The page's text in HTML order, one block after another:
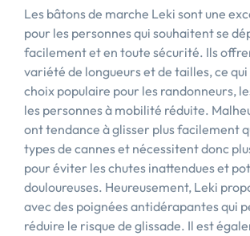
Les bâtons de marche Leki sont une
pour les personnes qui souhaitent se
facilement et en toute sécurité. Ils
variété de longueurs et de tailles, ce
choix populaire pour les randonneurs,
les personnes à mobilité réduite.
ont tendance à glisser plus facilement
types de cannes et nécessitent donc
pour éviter les chutes inattendues et
douloureuses. Heureusement, Leki
avec des poignées antidérapantes qui
réduire le risque de glissade. Il est